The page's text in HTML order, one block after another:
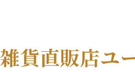
雑貨直販店ユ